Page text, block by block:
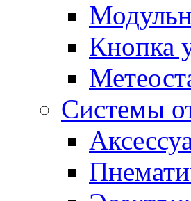
Кнопка
Системы